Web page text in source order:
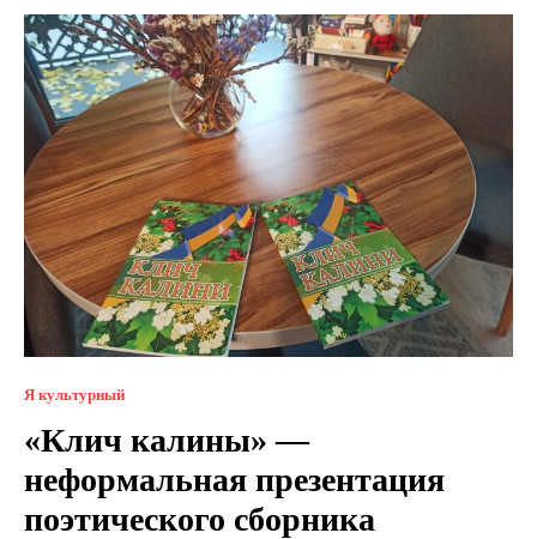
Я культурный
«Клич калины» —
неформальная презентация
поэтического сборника